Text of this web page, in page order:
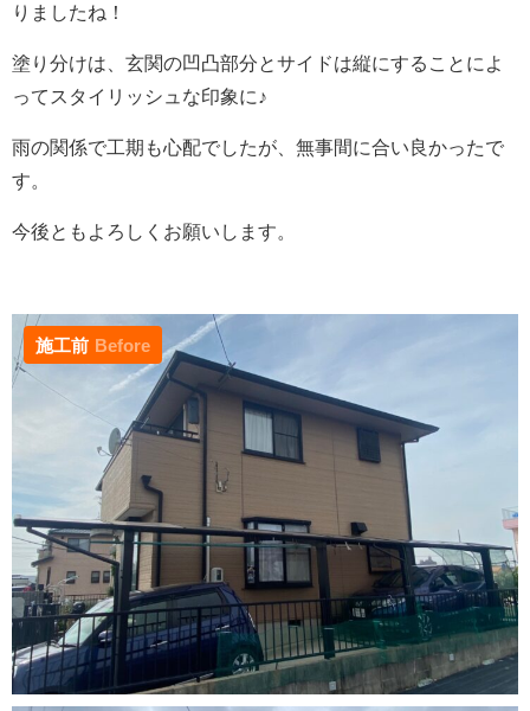
りましたね！
塗り分けは、玄関の凹凸部分とサイドは縦にすることによ
ってスタイリッシュな印象に♪
雨の関係で工期も心配でしたが、無事間に合い良かったで
す。
今後ともよろしくお願いします。
施工前 Before